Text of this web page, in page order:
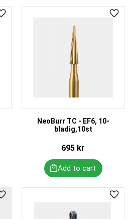
Add to favorites
NeoBurr TC - EF6, 10-
bladig,10st
695 kr
Add
Add to favorites Add